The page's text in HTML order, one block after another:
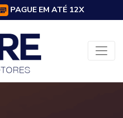
PAGUE EM ATÉ 12X